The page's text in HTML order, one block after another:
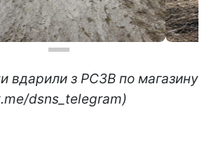
вдарили з РСЗВ по магазину
dsns_telegram)